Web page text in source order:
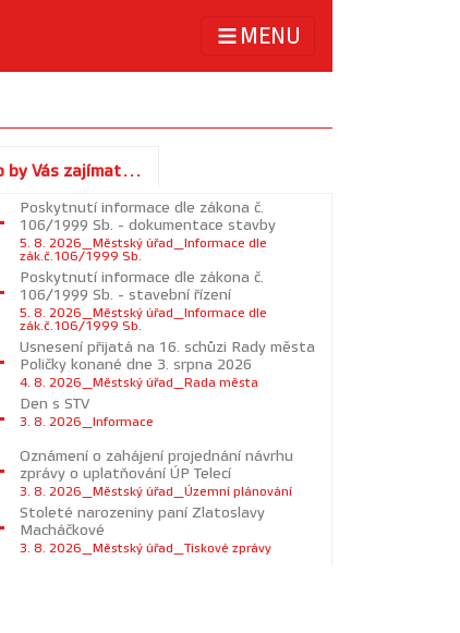
MENU
by Vás zajímat...
Poskytnutí informace dle zákona č.
106/1999 Sb. - dokumentace stavby
5. 8. 2026_Městský úřad_Informace dle
zák.č.106/1999 Sb.
Poskytnutí informace dle zákona č.
106/1999 Sb. - stavební řízení
5. 8. 2026_Městský úřad_Informace dle
zák.č.106/1999 Sb.
Usnesení přijatá na 16. schůzi Rady města
Poličky konané dne 3. srpna 2026
4. 8. 2026_Městský úřad_Rada města
Den s STV
3. 8. 2026_Informace
Oznámení o zahájení projednání návrhu
zprávy o uplatňování ÚP Telecí
3. 8. 2026_Městský úřad_Územní plánování
Stoleté narozeniny paní Zlatoslavy
Macháčkové
3. 8. 2026_Městský úřad_Tiskové zprávy